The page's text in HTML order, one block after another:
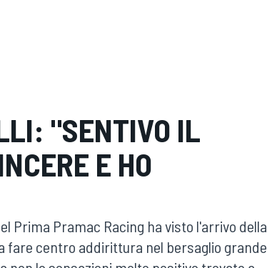
"SENTIVO IL
E HO
Prima Pramac Racing ha visto l'arrivo della
fare centro addirittura nel bersaglio grande.